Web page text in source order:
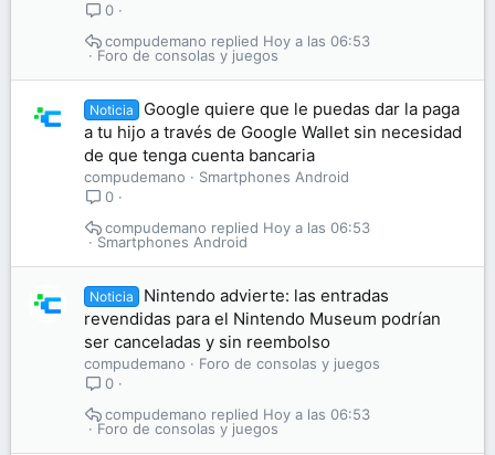
0
Foro de consolas y juegos
Hoy a las 06:53
compudemano
Noticia
Google quiere que le puedas dar la paga
a tu hijo a través de Google Wallet sin necesidad
de que tenga cuenta bancaria
compudemano
Smartphones Android
0
Smartphones Android
Hoy a las 06:53
compudemano
Noticia
Nintendo advierte: las entradas
revendidas para el Nintendo Museum podrían
ser canceladas y sin reembolso
compudemano
Foro de consolas y juegos
0
Foro de consolas y juegos
Hoy a las 06:53
compudemano